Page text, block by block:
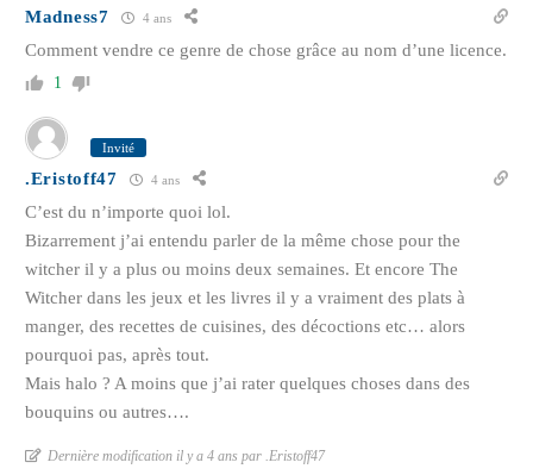
Madness7 4 ans
Comment vendre ce genre de chose grâce au nom d’une licence.
1
Invité
.Eristoff47 4 ans
C’est du n’importe quoi lol.
Bizarrement j’ai entendu parler de la même chose pour the
witcher il y a plus ou moins deux semaines. Et encore The
Witcher dans les jeux et les livres il y a vraiment des plats à
manger, des recettes de cuisines, des décoctions etc… alors
pourquoi pas, après tout.
Mais halo ? A moins que j’ai rater quelques choses dans des
bouquins ou autres….
Dernière modification il y a 4 ans par .Eristoff47